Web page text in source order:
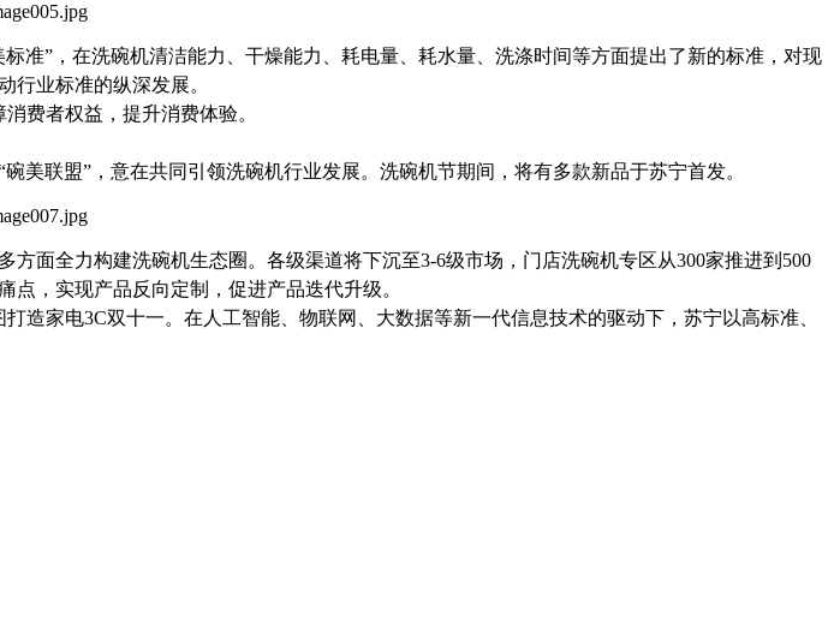
准” ，在洗碗机清洁能力、干燥能力、耗电量、耗水量、洗涤时间等方面提出了新的标准，对现
行业标准的纵深发展。
费者权益，提升消费体验。
碗美联盟”，意在共同引领洗碗机行业发展。洗碗机节期间，将有多款新品于苏宁首发。
方面全力构建洗碗机生态圈。各级渠道将下沉至3-6级市场，门店洗碗机专区从300家推进到 500
，实现产品反向定制，促进产品迭代升级。
打造家电3C双十一。在人工智能、物联网、大数据等新一代信息技术的驱动下，苏宁以高标准、